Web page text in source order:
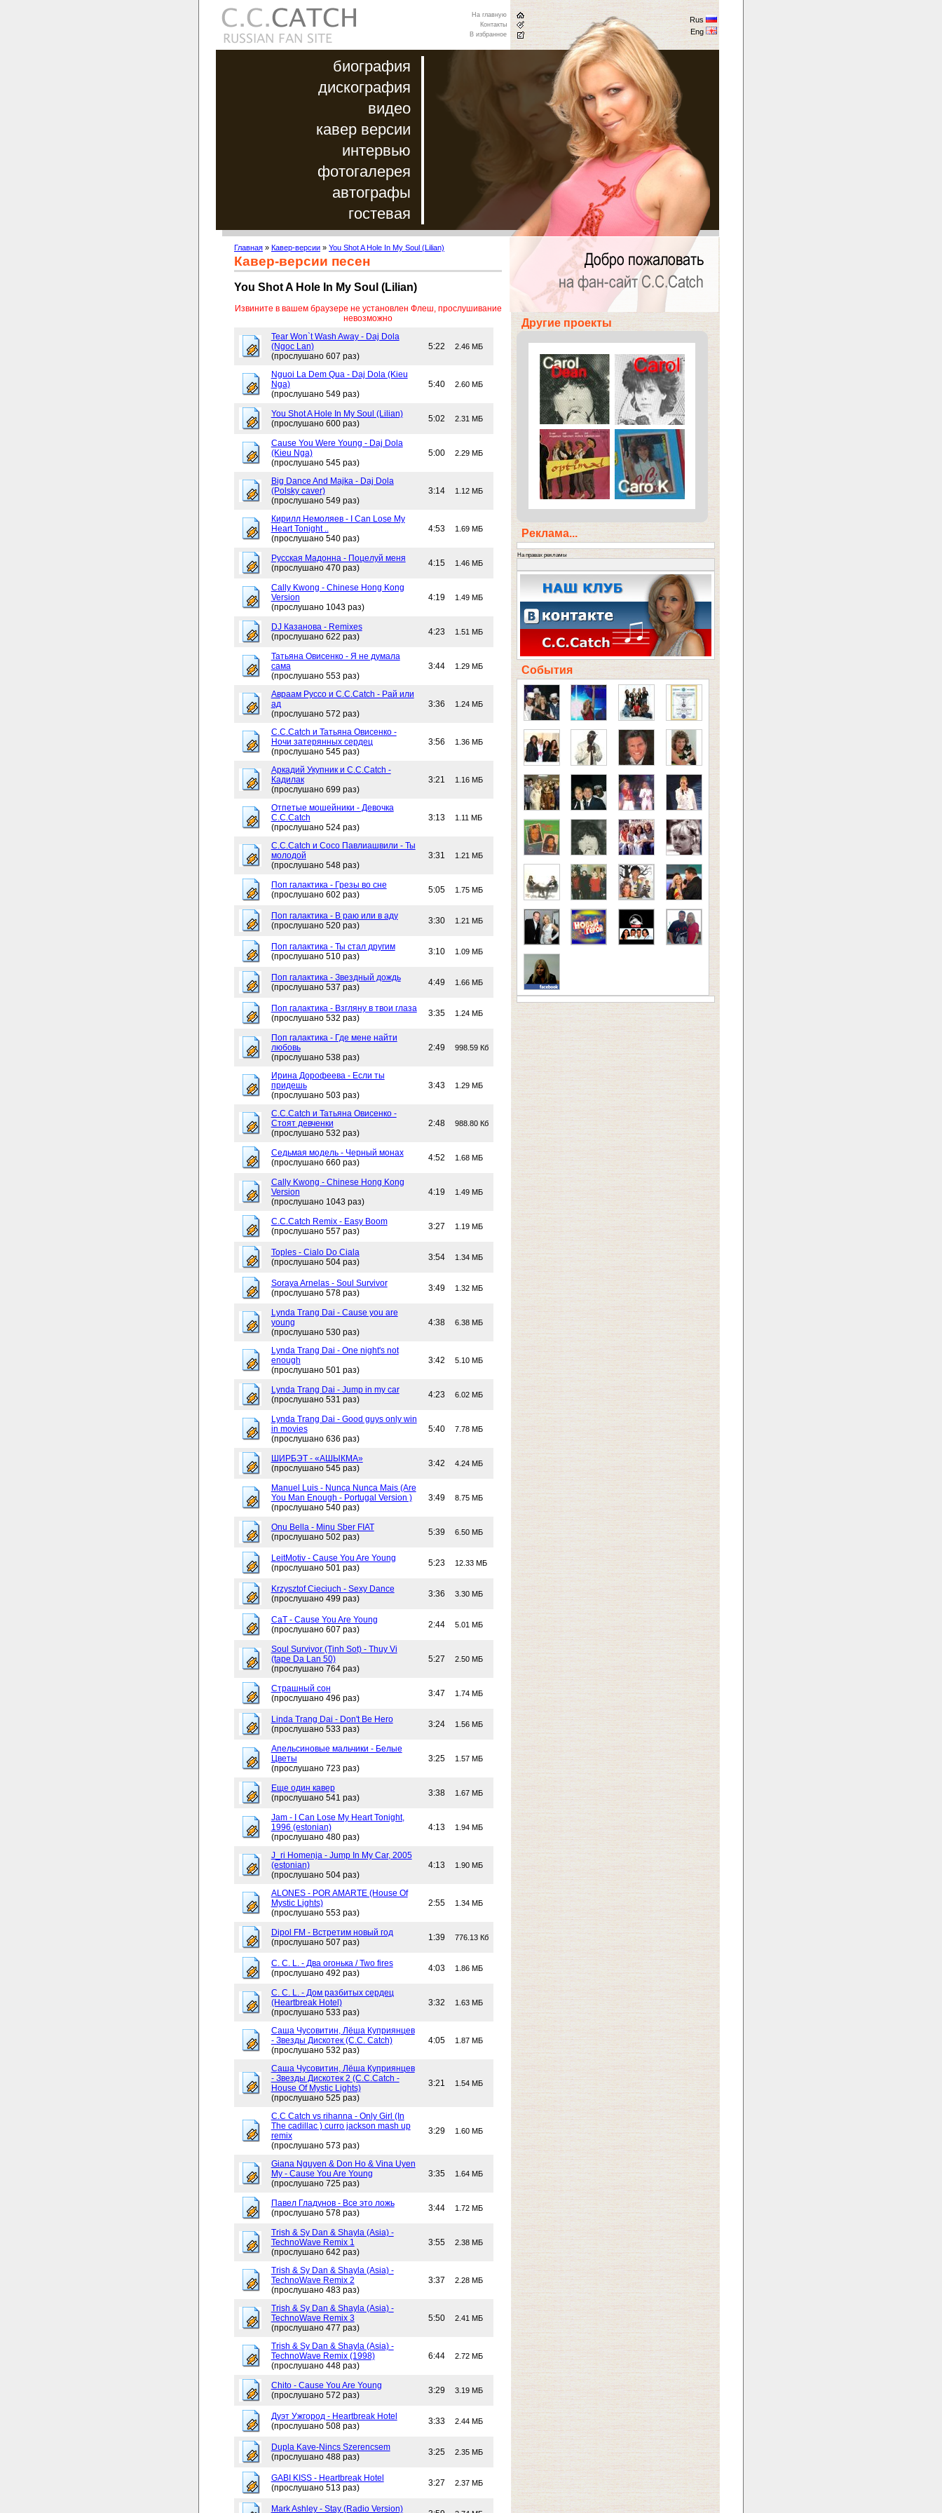
биография
дискография
видео
кавер версии
интервью
фотогалерея
автографы
гостевая
На главную
Контакты
В избранное
Rus
Eng
Главная » Кавер-версии » You Shot A Hole In My Soul (Lilian)
Кавер-версии песен
You Shot A Hole In My Soul (Lilian)
Извините в вашем браузере не установлен Флеш, прослушивание
невозможно
Tear Won`t Wash Away - Daj Dola
(Ngoc Lan)
(прослушано 607 раз)
5:22 2.46 МБ
Nguoi La Dem Qua - Daj Dola (Kieu
Nga)
(прослушано 549 раз)
5:40 2.60 МБ
You Shot A Hole In My Soul (Lilian)
(прослушано 600 раз)
5:02 2.31 МБ
Cause You Were Young - Daj Dola
(Kieu Nga)
(прослушано 545 раз)
5:00 2.29 МБ
Big Dance And Majka - Daj Dola
(Polsky caver)
(прослушано 549 раз)
3:14 1.12 МБ
Кирилл Немоляев - I Can Lose My
Heart Tonight ..
(прослушано 540 раз)
4:53 1.69 МБ
Русская Мадонна - Поцелуй меня
(прослушано 470 раз)
4:15 1.46 МБ
Cally Kwong - Chinese Hong Kong
Version
(прослушано 1043 раз)
4:19 1.49 МБ
DJ Казанова - Remixes
(прослушано 622 раз)
4:23 1.51 МБ
Татьяна Овисенко - Я не думала
сама
(прослушано 553 раз)
3:44 1.29 МБ
Авраам Руссо и C.C.Catch - Рай или
ад
(прослушано 572 раз)
3:36 1.24 МБ
C.C.Catch и Татьяна Овисенко -
Ночи затерянных сердец
(прослушано 545 раз)
3:56 1.36 МБ
Аркадий Укупник и C.C.Catch -
Кадилак
(прослушано 699 раз)
3:21 1.16 МБ
Отпетые мошейники - Девочка
C.C.Catch
(прослушано 524 раз)
3:13 1.11 МБ
C.C.Catch и Сосо Павлиашвили - Ты
молодой
(прослушано 548 раз)
3:31 1.21 МБ
Поп галактика - Грезы во сне
(прослушано 602 раз)
5:05 1.75 МБ
Поп галактика - В раю или в аду
(прослушано 520 раз)
3:30 1.21 МБ
Поп галактика - Ты стал другим
(прослушано 510 раз)
3:10 1.09 МБ
Поп галактика - Звездный дождь
(прослушано 537 раз)
4:49 1.66 МБ
Поп галактика - Взгляну в твои глаза
(прослушано 532 раз)
3:35 1.24 МБ
Поп галактика - Где мене найти
любовь
(прослушано 538 раз)
2:49 998.59 Кб
Ирина Дорофеева - Если ты
придешь
(прослушано 503 раз)
3:43 1.29 МБ
C.C.Catch и Татьяна Овисенко -
Стоят девченки
(прослушано 532 раз)
2:48 988.80 Кб
Седьмая модель - Черный монах
(прослушано 660 раз)
4:52 1.68 МБ
Cally Kwong - Chinese Hong Kong
Version
(прослушано 1043 раз)
4:19 1.49 МБ
C.C.Catch Remix - Easy Boom
(прослушано 557 раз)
3:27 1.19 МБ
Toples - Cialo Do Ciala
(прослушано 504 раз)
3:54 1.34 МБ
Soraya Arnelas - Soul Survivor
(прослушано 578 раз)
3:49 1.32 МБ
Lynda Trang Dai - Cause you are
young
(прослушано 530 раз)
4:38 6.38 МБ
Lynda Trang Dai - One night's not
enough
(прослушано 501 раз)
3:42 5.10 МБ
Lynda Trang Dai - Jump in my car
(прослушано 531 раз)
4:23 6.02 МБ
Lynda Trang Dai - Good guys only win
in movies
(прослушано 636 раз)
5:40 7.78 МБ
ШИРБЭТ - «АШЫКМА»
(прослушано 545 раз)
3:42 4.24 МБ
Manuel Luis - Nunca Nunca Mais (Are
You Man Enough - Portugal Version )
(прослушано 540 раз)
3:49 8.75 МБ
Onu Bella - Minu Sber FIAT
(прослушано 502 раз)
5:39 6.50 МБ
LeitMotiv - Cause You Are Young
(прослушано 501 раз)
5:23 12.33 МБ
Krzysztof Cieciuch - Sexy Dance
(прослушано 499 раз)
3:36 3.30 МБ
CaT - Cause You Are Young
(прослушано 607 раз)
2:44 5.01 МБ
Soul Survivor (Tinh Sot) - Thuy Vi
(tape Da Lan 50)
(прослушано 764 раз)
5:27 2.50 МБ
Страшный сон
(прослушано 496 раз)
3:47 1.74 МБ
Linda Trang Dai - Don't Be Hero
(прослушано 533 раз)
3:24 1.56 МБ
Апельсиновые мальчики - Белые
Цветы
(прослушано 723 раз)
3:25 1.57 МБ
Еще один кавер
(прослушано 541 раз)
3:38 1.67 МБ
Jam - I Can Lose My Heart Tonight,
1996 (estonian)
(прослушано 480 раз)
4:13 1.94 МБ
J_ri Homenja - Jump In My Car, 2005
(estonian)
(прослушано 504 раз)
4:13 1.90 МБ
ALONES - POR AMARTE (House Of
Mystic Lights)
(прослушано 553 раз)
2:55 1.34 МБ
Dipol FM - Встретим новый год
(прослушано 507 раз)
1:39 776.13 Кб
C. C. L. - Два огонька / Two fires
(прослушано 492 раз)
4:03 1.86 МБ
C. C. L. - Дом разбитых сердец
(Heartbreak Hotel)
(прослушано 533 раз)
3:32 1.63 МБ
Саша Чусовитин, Лёша Куприянцев
- Звезды Дискотек (C.C. Catch)
(прослушано 532 раз)
4:05 1.87 МБ
Саша Чусовитин, Лёша Куприянцев
- Звезды Дискотек 2 (C.C.Catch -
House Of Mystic Lights)
(прослушано 525 раз)
3:21 1.54 МБ
C.C Catch vs rihanna - Only Girl (In
The cadillac ) curro jackson mash up
remix
(прослушано 573 раз)
3:29 1.60 МБ
Giana Nguyen & Don Ho & Vina Uyen
My - Cause You Are Young
(прослушано 725 раз)
3:35 1.64 МБ
Павел Гладунов - Все это ложь
(прослушано 578 раз)
3:44 1.72 МБ
Trish & Sy Dan & Shayla (Asia) -
TechnoWave Remix 1
(прослушано 642 раз)
3:55 2.38 МБ
Trish & Sy Dan & Shayla (Asia) -
TechnoWave Remix 2
(прослушано 483 раз)
3:37 2.28 МБ
Trish & Sy Dan & Shayla (Asia) -
TechnoWave Remix 3
(прослушано 477 раз)
5:50 2.41 МБ
Trish & Sy Dan & Shayla (Asia) -
TechnoWave Remix (1998)
(прослушано 448 раз)
6:44 2.72 МБ
Chito - Cause You Are Young
(прослушано 572 раз)
3:29 3.19 МБ
Дуэт Ужгород - Heartbreak Hotel
(прослушано 508 раз)
3:33 2.44 МБ
Dupla Kave-Nincs Szerencsem
(прослушано 488 раз)
3:25 2.35 МБ
GABI KISS - Heartbreak Hotel
(прослушано 513 раз)
3:27 2.37 МБ
Mark Ashley - Stay (Radio Version)
Другие проекты
Реклама...
На правах рекламы
События